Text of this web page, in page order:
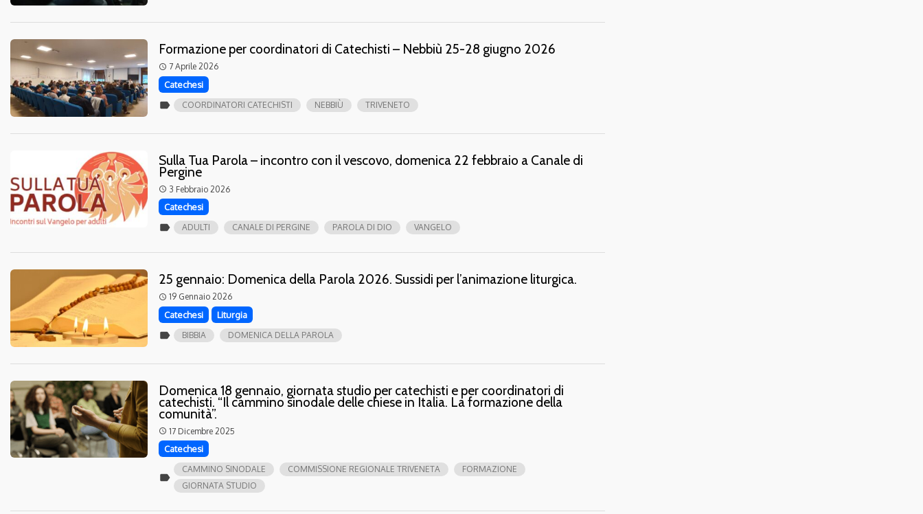
Formazione per coordinatori di Catechisti – Nebbiù 25-28 giugno 2026
access_time 7 Aprile 2026
Catechesi
label COORDINATORI CATECHISTI NEBBIÙ TRIVENETO
Sulla Tua Parola – incontro con il vescovo, domenica 22 febbraio a Canale di
Pergine
access_time 3 Febbraio 2026
Catechesi
label ADULTI CANALE DI PERGINE PAROLA DI DIO VANGELO
25 gennaio: Domenica della Parola 2026. Sussidi per l’animazione liturgica.
access_time 19 Gennaio 2026
Catechesi Liturgia
label BIBBIA DOMENICA DELLA PAROLA
Domenica 18 gennaio, giornata studio per catechisti e per coordinatori di
catechisti. “Il cammino sinodale delle chiese in Italia. La formazione della
comunità”.
access_time 17 Dicembre 2025
Catechesi
label
CAMMINO SINODALE COMMISSIONE REGIONALE TRIVENETA
FORMAZIONE
GIORNATA STUDIO